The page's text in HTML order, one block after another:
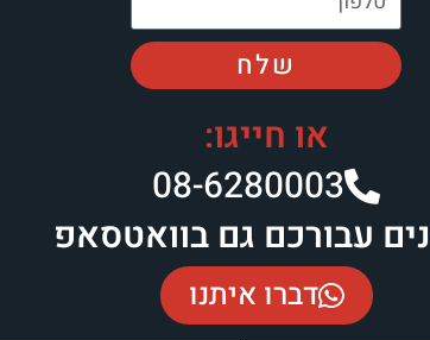
שלח
או חייגו:
08-6280003​
עבורכם גם בוואטסאפ
דברו איתנו